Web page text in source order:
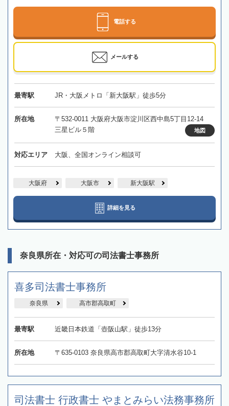
電話する
メールする
最寄駅 JR・大阪メトロ「新大阪駅」徒歩5分
所在地
〒532-0011 大阪府大阪市淀川区西中島5丁目12-14
三星ビル５階
地図
対応エリア 大阪、全国オンライン相談可
大阪府 大阪市 新大阪駅
詳細を見る
奈良県所在・対応可の司法書士事務所
喜多司法書士事務所
奈良県 高市郡高取町
最寄駅 近畿日本鉄道「壺阪山駅」徒歩13分
所在地 〒635-0103 奈良県高市郡高取町大字清水谷10-1
司法書士 行政書士 やまとみらい法務事務所